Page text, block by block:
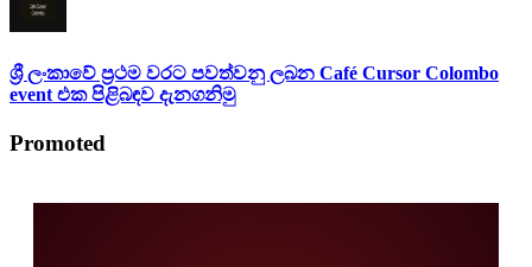
ශ්‍රී ලංකාවේ ප්‍රථම වරට පවත්වනු ලබන Café Cursor Colombo
event එක පිළිබඳව දැනගනිමු
Promoted